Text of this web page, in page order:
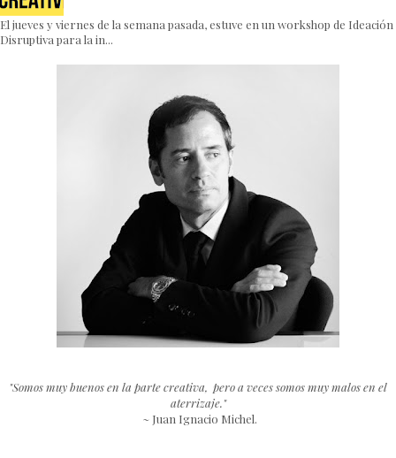
El jueves y viernes de la semana pasada, estuve en un workshop de Ideación
Disruptiva para la in...
"Somos muy buenos en la parte creativa, pero a veces somos muy malos en el
aterrizaje."
~Juan Ignacio Michel.